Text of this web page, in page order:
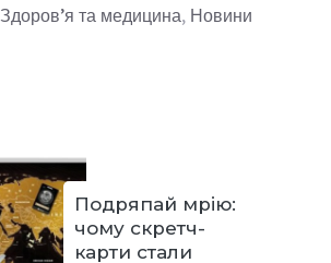
Здоров’я та медицина, Новини
Подряпай мрію:
чому скретч-
карти стали